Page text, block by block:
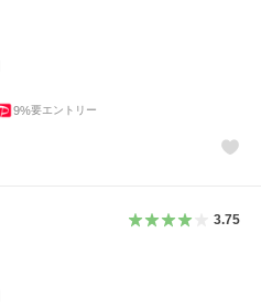
9%要エントリー
3.75